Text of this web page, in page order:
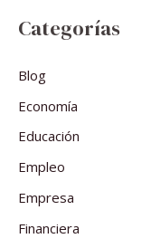
Categorías
Blog
Economía
Educación
Empleo
Empresa
Financiera